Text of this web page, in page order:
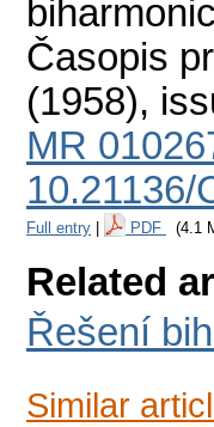
Časopis
(1958),
MR
10.21136/
Full entry PDF (4.1
Related
Řešení
Similar